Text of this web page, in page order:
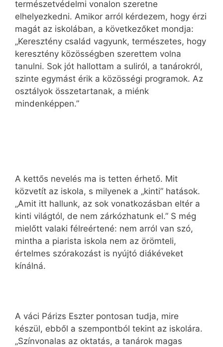
természetvédelmi vonalon szeretne
elhelyezkedni. Amikor arról kérdezem, hogy érzi
magát az iskolában, a következőket mondja:
„Keresztény család vagyunk, természetes, hogy
keresztény közösségben szerettem volna
tanulni. Sok jót hallottam a suliról, a tanárokról,
szinte egymást érik a közösségi programok. Az
osztályok összetartanak, a miénk
mindenképpen.”
A kettős nevelés ma is tetten érhető. Mit
közvetít az iskola, s milyenek a „kinti” hatások.
„Amit itt hallunk, az sok vonatkozásban eltér a
kinti világtól, de nem zárkózhatunk el.” S még
mielőtt valaki félreértené: nem arról van szó,
mintha a piarista iskola nem az örömteli,
értelmes szórakozást is nyújtó diákéveket
kínálná.
A váci Párizs Eszter pontosan tudja, mire
készül, ebből a szempontból tekint az iskolára.
„Színvonalas az oktatás, a tanárok magas